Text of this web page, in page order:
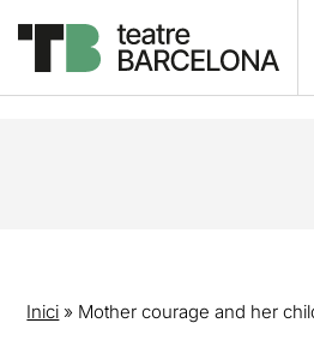
Inici » Mother courage and her